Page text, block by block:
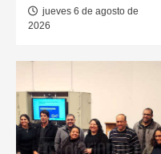
jueves 6 de agosto de
2026